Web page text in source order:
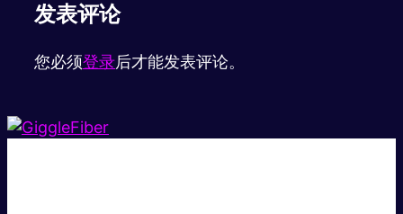
发表评论
您必须登录后才能发表评论。